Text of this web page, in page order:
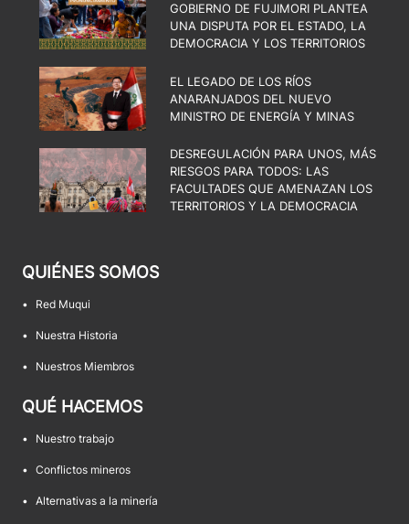
GOBIERNO DE FUJIMORI PLANTEA
UNA DISPUTA POR EL ESTADO, LA
DEMOCRACIA Y LOS TERRITORIOS
EL LEGADO DE LOS RÍOS
ANARANJADOS DEL NUEVO
MINISTRO DE ENERGÍA Y MINAS
DESREGULACIÓN PARA UNOS, MÁS
RIESGOS PARA TODOS: LAS
FACULTADES QUE AMENAZAN LOS
TERRITORIOS Y LA DEMOCRACIA
QUIÉNES SOMOS
• Red Muqui
• Nuestra Historia
• Nuestros Miembros
QUÉ HACEMOS
• Nuestro trabajo
• Conflictos mineros
• Alternativas a la minería